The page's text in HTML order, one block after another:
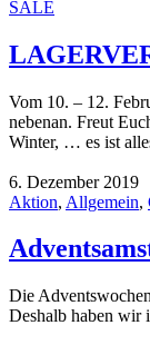
SALE
Vom 10. – 12.
nebenan. Freut
Winter, … es ist
6. Dezember 2019
Aktion, Allgemein,
Die
Deshalb haben wir